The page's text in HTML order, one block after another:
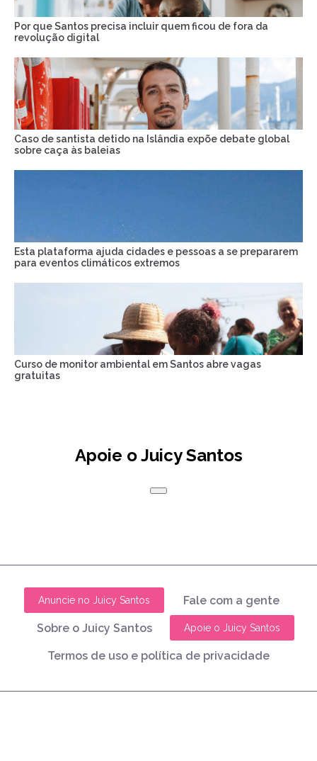
Por que Santos precisa incluir quem ficou de fora da
revolução digital
Caso de santista detido na Islândia expõe debate global
sobre caça às baleias
Esta plataforma ajuda cidades e pessoas a se prepararem
para eventos climáticos extremos
Curso de monitor ambiental em Santos abre vagas
gratuitas
Apoie o Juicy Santos
Anuncie no Juicy Santos Fale com a gente
Sobre o Juicy Santos Apoie o Juicy Santos
Termos de uso e política de privacidade